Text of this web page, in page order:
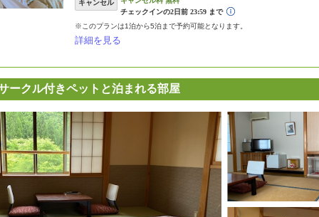
キャンセル
※このプランは1泊から5泊まで予約可能となります。
詳細を見る
ークル付きペットと泊まれる部屋